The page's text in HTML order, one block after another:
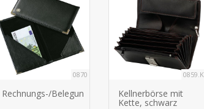
0870
Rechnungs-/Belegungsmappe
0859.K
Kellnerbörse mit
Kette, schwarz